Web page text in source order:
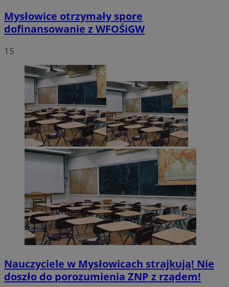
Mysłowice otrzymały spore
dofinansowanie z WFOŚiGW
15
Nauczyciele w Mysłowicach strajkują! Nie
doszło do porozumienia ZNP z rządem!